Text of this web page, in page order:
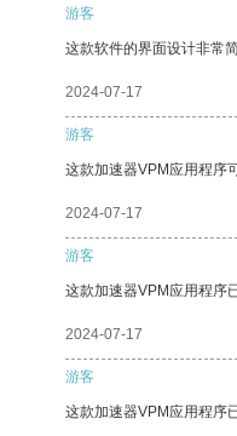
游客
这款软件的界面设计非常
2024-07-17
游客
这款加速器VPM应用程序
2024-07-17
游客
这款加速器VPM应用程序
2024-07-17
游客
这款加速器VPM应用程序